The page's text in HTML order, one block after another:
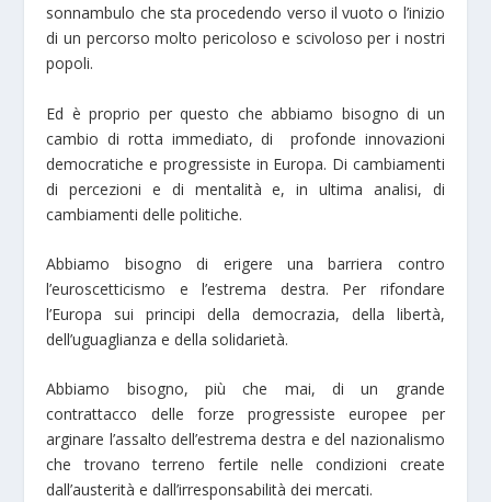
sonnambulo che sta procedendo verso il vuoto o l’inizio
di un percorso molto pericoloso e scivoloso per i nostri
popoli.
Ed è proprio per questo che abbiamo bisogno di un
cambio di rotta immediato, di profonde innovazioni
democratiche e progressiste in Europa. Di cambiamenti
di percezioni e di mentalità e, in ultima analisi, di
cambiamenti delle politiche.
Abbiamo bisogno di erigere una barriera contro
l’euroscetticismo e l’estrema destra. Per rifondare
l’Europa sui principi della democrazia, della libertà,
dell’uguaglianza e della solidarietà.
Abbiamo bisogno, più che mai, di un grande
contrattacco delle forze progressiste europee per
arginare l’assalto dell’estrema destra e del nazionalismo
che trovano terreno fertile nelle condizioni create
dall’austerità e dall’irresponsabilità dei mercati.